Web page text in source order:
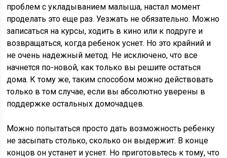
проблем с укладыванием малыша, настал момент
проделать это еще раз. Уезжать не обязательно. Можно
записаться на курсы, ходить в кино или к подруге и
возвращаться, когда ребенок уснет. Но это крайний и
не очень надежный метод. Не исключено, что все
начнется по-новой, как только вы решите остаться
дома. К тому же, таким способом можно действовать
только в том случае, если вы абсолютно уверены в
поддержке остальных домочадцев.
Можно попытаться просто дать возможность ребенку
не засыпать столько, сколько он выдержит. В конце
концов он устанет и уснет. Но приготовьтесь к тому, что